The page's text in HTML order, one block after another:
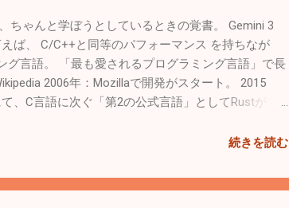
ちゃんと学ぼうとしているときの覚書。 Gemini 3
ば、 C/C++と同等のパフォーマンス を持ちなが
言語。 「最も愛されるプログラミング言語」で長
2006年：Mozillaで開発がスタート。 2015
、C言語に次ぐ「第2の公式言語」としてRustがマ
Borrowing） ルール : 値には必ず「所有者（変
に1つしか作れない」というルール（RWLockのよ
続きを読む